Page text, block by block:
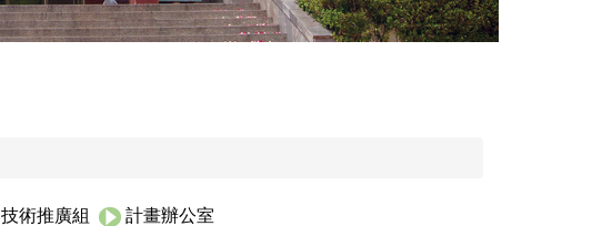
技術推廣組 計畫辦公室